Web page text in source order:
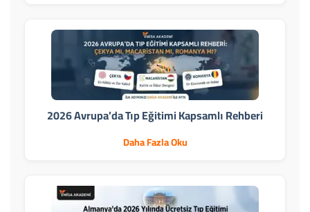
2026 Avrupa’da Tıp Eğitimi Kapsamlı Rehberi
Daha Fazla Oku